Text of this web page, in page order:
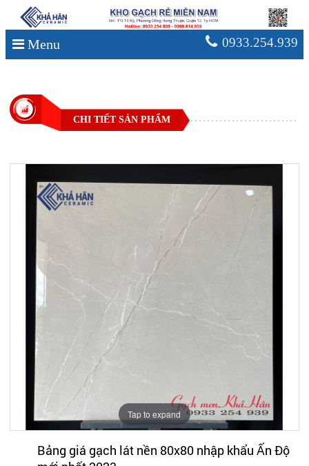
Menu 0933.254.939
CHI TIẾT SẢN PHẨM
Tap to expand
Bảng giá gạch lát nền 80x80 nhập khẩu Ấn Độ